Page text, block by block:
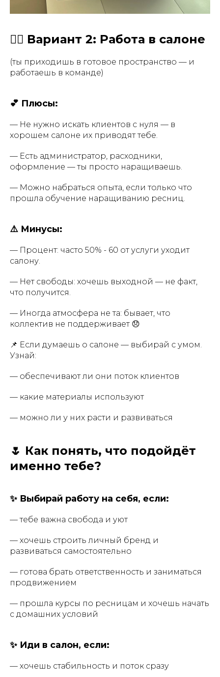
💇‍♀️ Вариант 2: Работа в салоне
(ты приходишь в готовое пространство — и
работаешь в команде)
💕 Плюсы:
— Не нужно искать клиентов с нуля — в
хорошем салоне их приводят тебе.
— Есть администратор, расходники,
оформление — ты просто наращиваешь.
— Можно набраться опыта, если только что
прошла обучение наращиванию ресниц.
⚠️ Минусы:
— Процент: часто 50% - 60 от услуги уходит
салону.
— Нет свободы: хочешь выходной — не факт,
что получится.
— Иногда атмосфера не та: бывает, что
коллектив не поддерживает 😞
📌 Если думаешь о салоне — выбирай с умом.
Узнай:
— обеспечивают ли они поток клиентов
— какие материалы используют
— можно ли у них расти и развиваться
🌷 Как понять, что подойдёт
именно тебе?
✨ Выбирай работу на себя, если:
— тебе важна свобода и уют
— хочешь строить личный бренд и
развиваться самостоятельно
— готова брать ответственность и заниматься
продвижением
— прошла курсы по ресницам и хочешь начать
с домашних условий
✨ Иди в салон, если:
— хочешь стабильность и поток сразу